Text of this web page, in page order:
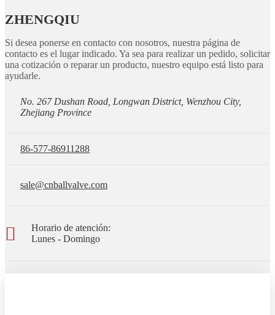
ZHENGQIU
Si desea ponerse en contacto con nosotros, nuestra página de
contacto es el lugar indicado. Ya sea para realizar un pedido, solicitar
una cotización o reparar un producto, nuestro equipo está listo para
ayudarle.
No. 267 Dushan Road, Longwan District, Wenzhou City,
Zhejiang Province
86-577-86911288
sale@cnballvalve.com
Horario de atención:
Lunes - Domingo